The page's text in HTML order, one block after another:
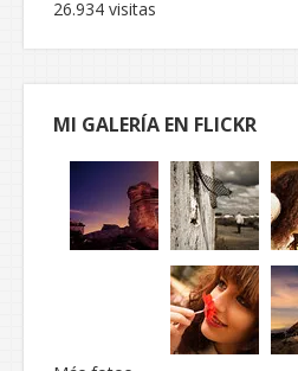
26.934 visitas
MI GALERÍA EN FLICKR